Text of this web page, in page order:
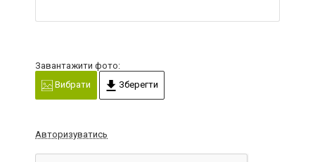
Завантажити фото:
Вибрати
Зберегти
Авторизуватись